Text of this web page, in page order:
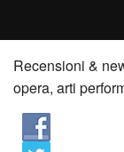
Home
Recensioni
Anticipazioni
Recensioni &
opera, arti